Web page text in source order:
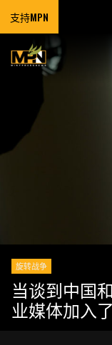
支持MPN
旋转战争
当谈到中国
业媒体加入